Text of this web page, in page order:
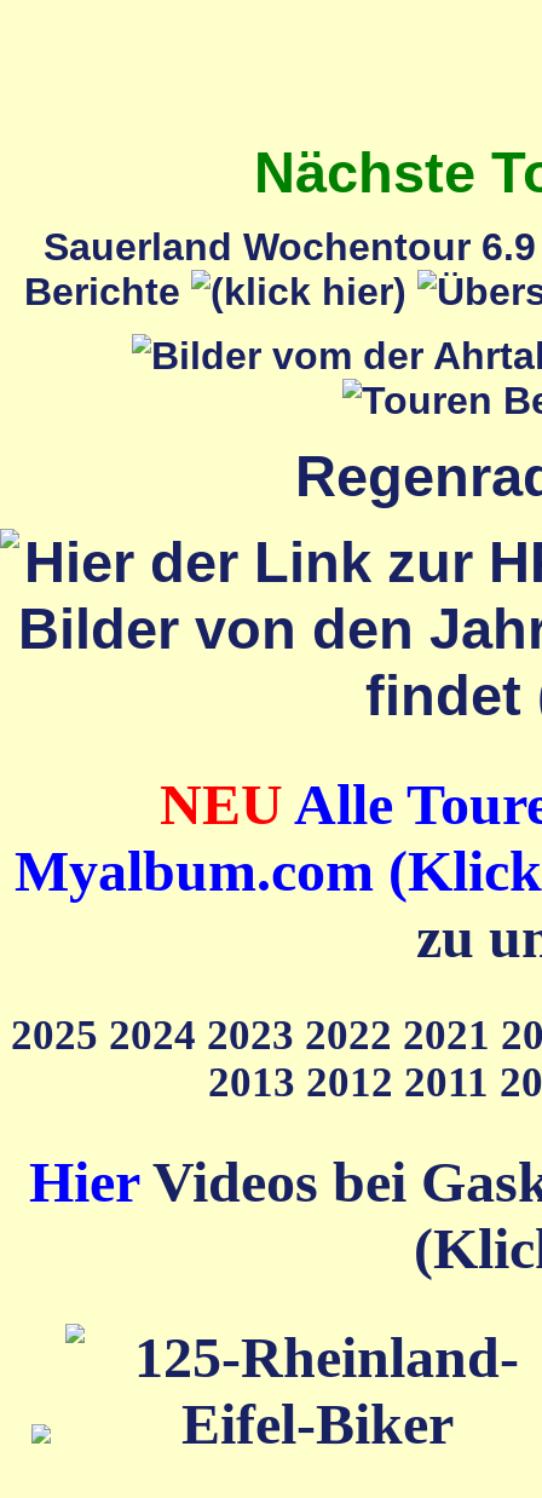
Nächste
Sauerland Wochentour
Berichte
NEUAlle
Myalbum.com
zu
2025 2024 2023 2022 2021
2013 2012 2011
HierVideos bei